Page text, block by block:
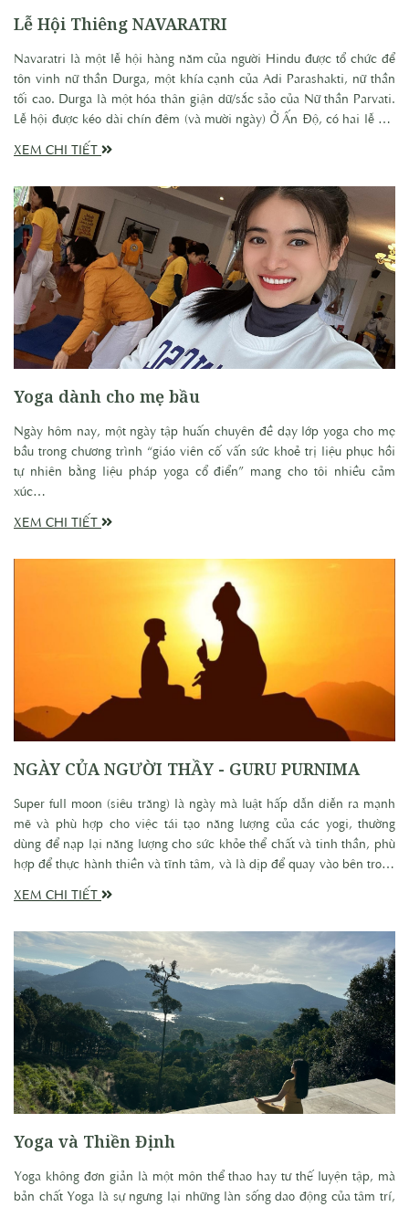
Lễ Hội Thiêng NAVARATRI
Navaratri là một lễ hội hàng năm của người Hindu được tổ chức để
tôn vinh nữ thần Durga, một khía cạnh của Adi Parashakti, nữ thần
tối cao. Durga là một hóa thân giận dữ/sắc sảo của Nữ thần Parvati.
Lễ hội được kéo dài chín đêm (và mười ngày) Ở Ấn Độ, có hai lễ hội
Navaratri chính. Một là Chaitra Navaratri, diễn ra vào mùa xuân của
Tây bán cầu. Lễ hội còn lại - và được tổ chức rộng rãi hơn - là
Navarati vào mùa xuân tháng Chaitra (tháng 3/tháng 4 theo lịch
Gregorian), lần thứ hai là lễ Sharada Navarati vào mùa thu tháng
Ashvin (tháng 9 đến tháng 10). Ngoài ra còn có 2 lễ Navaratris “ẩn”
là Magha Navaratri vào tháng Magha mùa đông - (khoảng tháng 1
đến tháng 2) và lễ Ashadha Navaratri khác vào tháng Ashadha.mùa
hè (khoảng tháng 6 đến tháng 7). Lễ hội được quan sát vì những lý
do khác nhau và được tôn vinh khác nhau ở nhiều nơi khác nhau
trong phạm vi văn hóa Ấn Độ giáo. Tuy nhiên, trên thực tế, đó là lễ
hội mùa thu sau gió mùa được gọi là Sharada Navaratri.
XEM CHI TIẾT
Yoga dành cho mẹ bầu
Ngày hôm nay, một ngày tập huấn chuyên đề dạy lớp yoga cho mẹ
bầu trong chương trình “giáo viên cố vấn sức khoẻ trị liệu phục hồi
tự nhiên bằng liệu pháp yoga cổ điển” mang cho tôi nhiều cảm
xúc…
XEM CHI TIẾT
NGÀY CỦA NGƯỜI THẦY - GURU PURNIMA
Super full moon (siêu trăng) là ngày mà luật hấp dẫn diễn ra mạnh
mẽ và phù hợp cho việc tái tạo năng lượng của các yogi, thường
dùng để nạp lại năng lượng cho sức khỏe thể chất và tinh thần, phù
hợp để thực hành thiền và tĩnh tâm, và là dịp để quay vào bên trong
bằng những động tác thiền tĩnh; tháo gỡ những vấn đề nghiệp cũ.
Đặc biệt hơn cả, siêu trăng tháng 7 cũng là ngày tri ân các Gurus và
ơn của mình đến những người thầy đã khai sáng và dìu dắt họ trên
con đường thức tỉnh.
XEM CHI TIẾT
Yoga và Thiền Định
Yoga không đơn giản là một môn thể thao hay tư thế luyện tập, mà
bản chất Yoga là sự ngưng lại những làn sống dao động của tâm trí,